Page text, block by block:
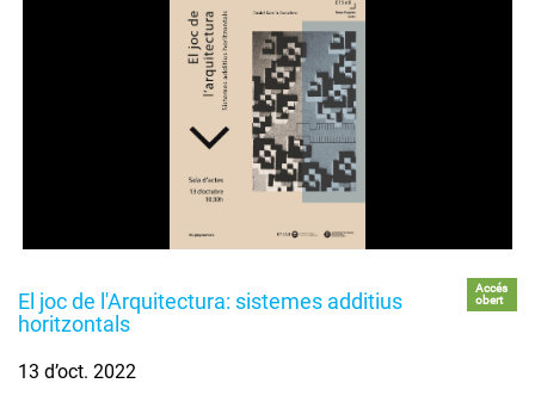
El joc de l'Arquitectura: sistemes additius
horitzontals
Accés
obert
13 d’oct. 2022